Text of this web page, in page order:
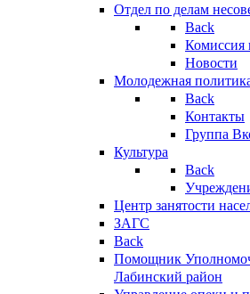
Отдел по делам
Back
Комиссия
Новости
Молодежная
Back
Контакты
Группа
Культура
Back
Центр занятости
ЗАГС
Back
Помощник
Лабинский район